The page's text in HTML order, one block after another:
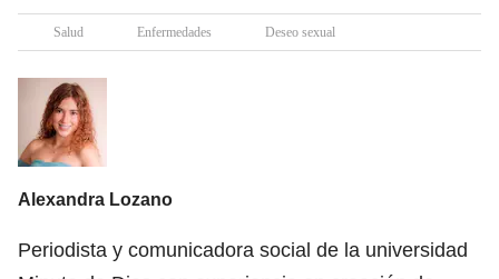
Salud Enfermedades Deseo sexual
Alexandra Lozano
Periodista y comunicadora social de la universidad